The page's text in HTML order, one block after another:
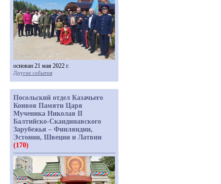
основан 21 мая 2022 г.
Другие события
Посольский отдел Казачьего
Конвоя Памяти Царя
Мученика Николая II
Балтийско-Скандинавского
Зарубежья – Финляндии,
Эстонии, Швеции и Латвии
(170)